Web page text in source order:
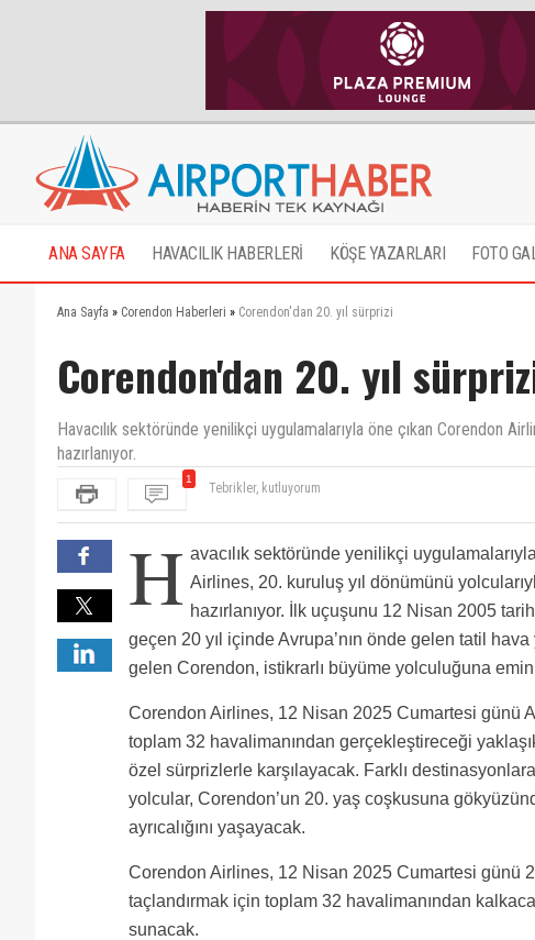
ANA SAYFA HAVACILIK HABERLERİ KÖŞE YAZARLARI FOTO
Ana Sayfa » Corendon Haberleri » Corendon'dan 20. yıl sürprizi
Corendon'dan 20. yıl
Havacılık sektöründe yenilikçi uygulamalarıyla öne çıkan Corendon
hazırlanıyor.
1
Tebrikler, kutluyorum
H avacılık sektöründe yenilikçi
Airlines, 20. kuruluş yıl dönümünü
hazırlanıyor. İlk uçuşunu 12 Nisan 2005
geçen 20 yıl içinde Avrupa’nın önde gelen tatil
gelen Corendon, istikrarlı büyüme yolculuğuna
Corendon Airlines, 12 Nisan 2025 Cumartesi günü
toplam 32 havalimanından gerçekleştireceği
özel sürprizlerle karşılayacak. Farklı
yolcular, Corendon’un 20. yaş coşkusuna
ayrıcalığını yaşayacak.
Corendon Airlines, 12 Nisan 2025 Cumartesi günü
taçlandırmak için toplam 32 havalimanından
sunacak.